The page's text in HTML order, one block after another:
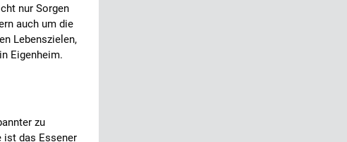
nur Sorgen
auch um die
Lebenszielen,
Eigenheim.
zu
ist das Essener